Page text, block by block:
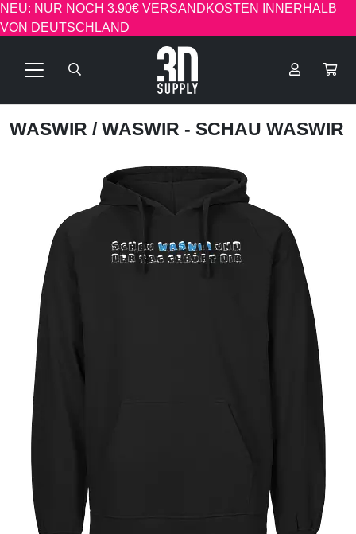
NEU: NUR NOCH 3.90€ VERSANDKOSTEN INNERHALB
VON DEUTSCHLAND
WASWIR / WASWIR - SCHAU WASWIR